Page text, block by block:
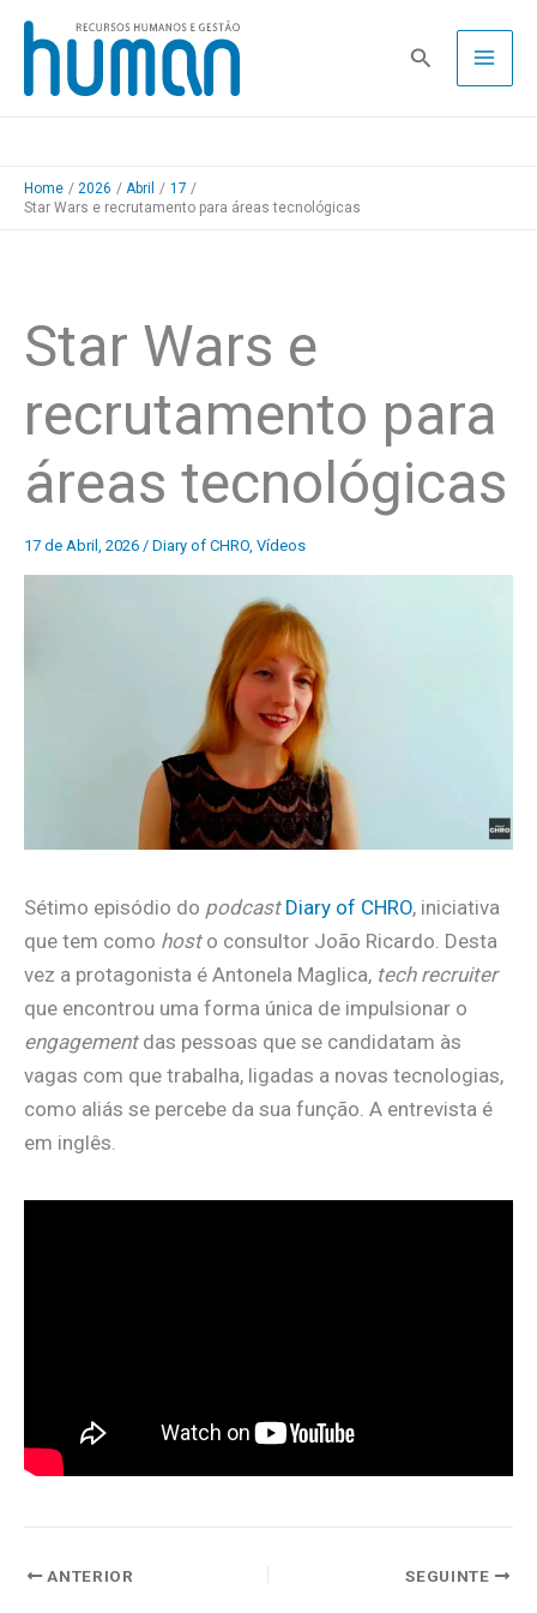
Skip
content
Pesquisa
Home 2026 Abril
17
Star Wars e recrutamento para áreas tecnológicas
Star Wars e
recrutamento para
áreas tecnológicas
17 de Abril, 2026 / Diary of CHRO Vídeos
Sétimo episódio do podcast Diary of CHRO, iniciativa
que tem como hosto consultor João Ricardo. Desta
vez a protagonista é Antonela Maglica, tech recruiter
que encontrou uma forma única de impulsionar o
engagementdas pessoas que se candidatam às
vagas com que trabalha, ligadas a novas tecnologias,
como aliás se percebe da sua função. A entrevista é
em inglês.
ANTERIOR SEGUINTE